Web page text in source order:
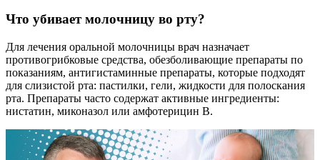
Что убивает молочницу во рту?
Для лечения оральной молочницы врач назначает
противогрибковые средства, обезболивающие препараты по
показаниям, антигистаминные препараты, которые подходят
для слизистой рта: пастилки, гели, жидкости для полоскания
рта. Препараты часто содержат активные ингредиенты:
нистатин, миконазол или амфотерицин В.